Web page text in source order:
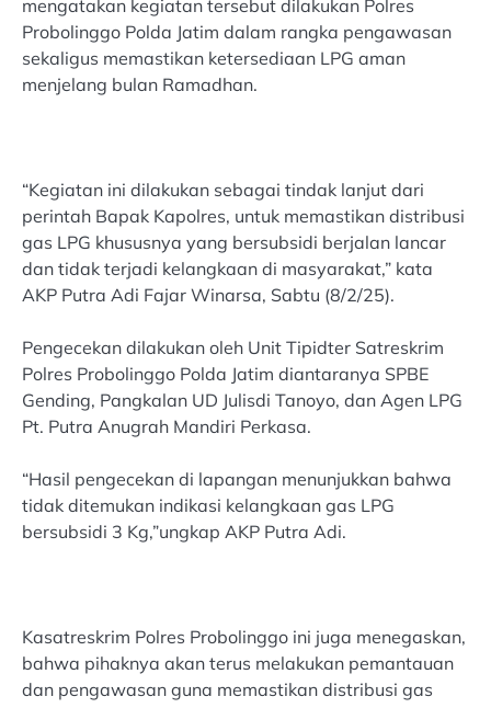
mengatakan kegiatan tersebut dilakukan Polres
Probolinggo Polda Jatim dalam rangka pengawasan
sekaligus memastikan ketersediaan LPG aman
menjelang bulan Ramadhan.
“Kegiatan ini dilakukan sebagai tindak lanjut dari
perintah Bapak Kapolres, untuk memastikan distribusi
gas LPG khususnya yang bersubsidi berjalan lancar
dan tidak terjadi kelangkaan di masyarakat,” kata
AKP Putra Adi Fajar Winarsa, Sabtu (8/2/25).
Pengecekan dilakukan oleh Unit Tipidter Satreskrim
Polres Probolinggo Polda Jatim diantaranya SPBE
Gending, Pangkalan UD Julisdi Tanoyo, dan Agen LPG
Pt. Putra Anugrah Mandiri Perkasa.
“Hasil pengecekan di lapangan menunjukkan bahwa
tidak ditemukan indikasi kelangkaan gas LPG
bersubsidi 3 Kg,”ungkap AKP Putra Adi.
Kasatreskrim Polres Probolinggo ini juga menegaskan,
bahwa pihaknya akan terus melakukan pemantauan
dan pengawasan guna memastikan distribusi gas